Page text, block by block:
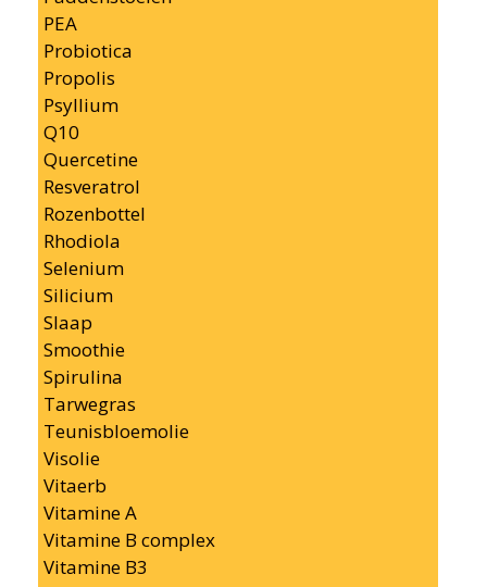
PEA
Probiotica
Propolis
Psyllium
Q10
Quercetine
Resveratrol
Rozenbottel
Rhodiola
Selenium
Silicium
Slaap
Smoothie
Spirulina
Tarwegras
Teunisbloemolie
Visolie
Vitaerb
Vitamine A
Vitamine B complex
Vitamine B3